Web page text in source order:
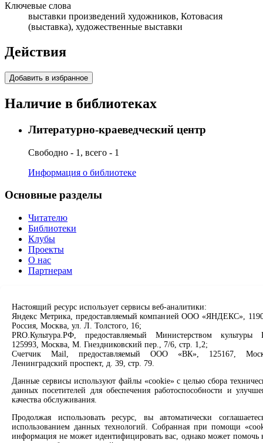
Ключевые слова
выставки произведений художников, Котовасия
(выставка), художественные выставки
Действия
Добавить в избранное
Наличие в библиотеках
Литературно-краеведческий центр
Свободно - 1, всего - 1
Информация о библиотеке
Основные разделы
Читателю
Библиотеки
Клубы
Проекты
О нас
Партнерам
Продлить книгу
Спроси библиотекаря
Спроси краеведа
Оцените качество услуг
Направить обращение директору
Соцсети
Вконтакте
Одноклассники
Max
Rutube
Настоящий ресурс использует сервисы веб-аналитики:
Яндекс Метрика, предоставляемый компанией ООО «ЯНДЕКС»,
Россия, Москва, ул. Л. Толстого, 16;
PRO.Культура.РФ, предоставляемый Министерством культуры
125993, Москва, М. Гнездниковский пер., 7/6, стр. 1,2;
Счетчик Mail, предоставляемый ООО «ВК», 125167,
Ленинградский проспект, д. 39, стр. 79.
Данные сервисы используют файлы «cookie» с целью сбора
данных посетителей для обеспечения работоспособности и
качества обслуживания.
Продолжая использовать ресурс, вы автоматически
использованием данных технологий. Собранная при помощи
информация не может идентифицировать вас, однако может помочь